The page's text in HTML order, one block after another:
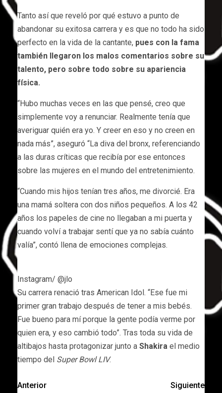
Tanto así que reveló por qué estuvo a punto de
abandonar su exitosa carrera y es que no todo ha sido
perfecto en la vida de la cantante, pues con la fama
también llegaron los malos comentarios sobre su
talento, pero sobre todo sobre su apariencia
física.
“Hubo muchas veces en las que pensé, creo que
simplemente voy a renunciar. Realmente tenía que
averiguar quién era yo. Y creer en eso y no creen en
nada más”, aseguró “La diva del bronx, referenciando
a las duras críticas que recibía por ese entonces
sobre las mujeres en el mundo del entretenimiento.
“Cuando mis hijos tenían tres años, me divorcié. Era
una mamá soltera con dos niños pequeños. A los 42
años los papeles de cine no llegaban a mi puerta y
cuando volví a trabajar sentí que ya no sabía cuánto
valía”, contó llena de emociones complejas.
Instagram/ @jlo
Su carrera renació tras American Idol. “Ese fue mi
primer gran trabajo después de tener a mis bebés.
Fue bueno para mí porque la gente podía verme por
quien era, y eso cambió todo”. Tras toda su vida de
altibajos hasta protagonizar junto a Shakira el medio
tiempo del Super Bowl LIV.
Anterior
Siguiente